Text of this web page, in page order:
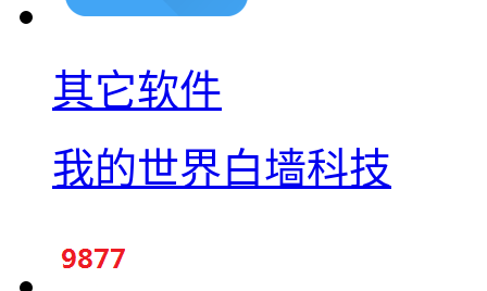
其它软件
我的世界白墙科技